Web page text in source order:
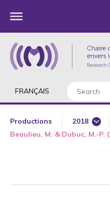
FRANÇAIS
Productions
2018
1985
Beaulieu, M. & Dubuc, M.-P.